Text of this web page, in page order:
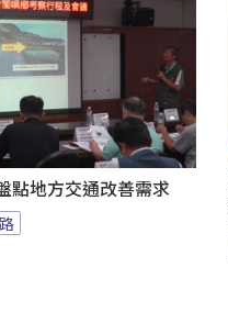
點地方交通改善需求